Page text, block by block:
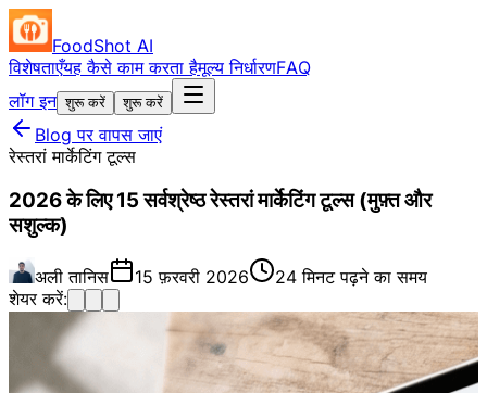
FoodShot AI
विशेषताएँयह कैसे काम करता हैमूल्य निर्धारणFAQ
लॉग इन शुरू करें शुरू करें
Blog पर वापस जाएं
रेस्तरां मार्केटिंग टूल्स
2026 के लिए 15 सर्वश्रेष्ठ रेस्तरां मार्केटिंग टूल्स (मुफ़्त और
सशुल्क)
अली तानिस 15 फ़रवरी 2026
24 मिनट पढ़ने का समय
शेयर करें: